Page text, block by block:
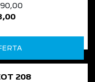
208